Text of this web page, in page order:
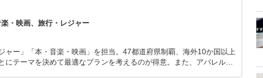
着こなし工学］を構築中。 また、ライター向けのコミュニティを
て携わる。
・映画、旅行・レジャー
ャー」「本・音楽・映画」を担当。47都道府県制覇、海外10か国以上
にテーマを決めて最適なプランを考えるのが得意。また、アパレルシ